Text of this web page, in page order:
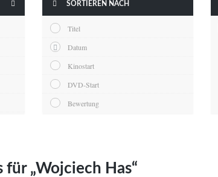
  SORTIEREN NACH
Titel
Datum
Kinostart
DVD-Start
Bewertung
für „Wojciech Has“